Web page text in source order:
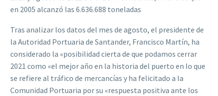
en 2005 alcanzó las 6.636.688 toneladas
Tras analizar los datos del mes de agosto, el presidente de
la Autoridad Portuaria de Santander, Francisco Martín, ha
considerado la «posibilidad cierta de que podamos cerrar
2021 como «el mejor año en la historia del puerto en lo que
se refiere al tráfico de mercancías y ha felicitado a la
Comunidad Portuaria por su «respuesta positiva ante los